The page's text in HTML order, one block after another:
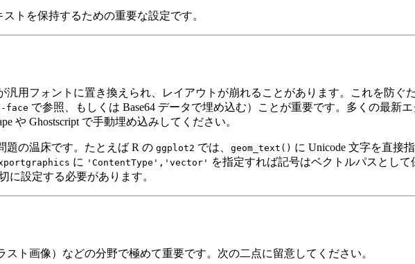
トを保持するための重要な設定です。
用フォントに置き換えられ、レイアウトが崩れることがあります。これを防ぐた
face で参照、もしくは Base64 データで埋め込む）ことが重要です。多くの最新
や Ghostscript で手動埋め込みしてください。
題の温床です。たとえば R の ggplot2 では、 geom_text() に Unicode 文字を直接
に 'ContentType','vector' を指定すれば記号はベクトルパスとし
に設定する必要があります。
ト画像）などの分野で極めて重要です。次の二点に留意してください。